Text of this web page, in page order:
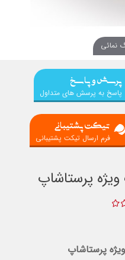
نمائی
پرسش و پاسخ
پاسخ به پرسش های متداول
تیکت پشتیبانی
فرم ارسال تیکت پشتیبانی
پرستاشاپ
پرستاشاپ